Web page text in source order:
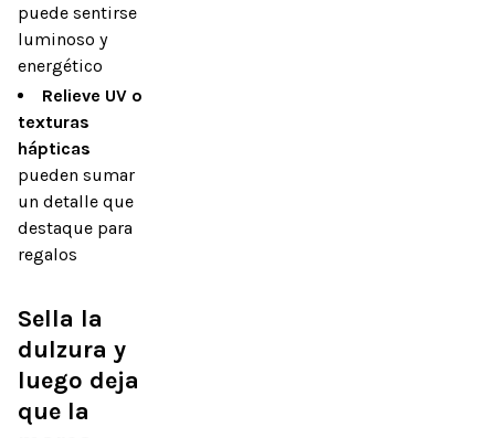
puede sentirse
luminoso y
energético
Relieve UV o
texturas
hápticas
pueden sumar
un detalle que
destaque para
regalos
Sella la
dulzura y
luego deja
que la